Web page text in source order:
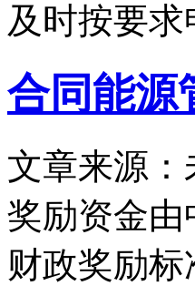
及时按要求
合同能源
文章来源：
奖励资金
财政奖励